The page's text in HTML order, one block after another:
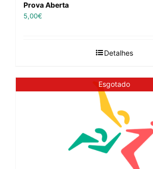
Prova Aberta
5,00€
Detalhes
Esgotado